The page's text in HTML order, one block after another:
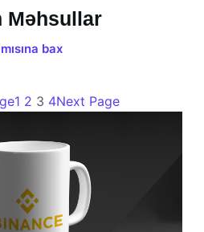
Məhsullar
bax
1 2 3 4Next Page